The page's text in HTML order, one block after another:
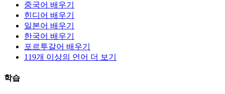
중국어 배우기
힌디어 배우기
일본어 배우기
한국어 배우기
포르투갈어 배우기
119개 이상의 언어 더 보기
학습